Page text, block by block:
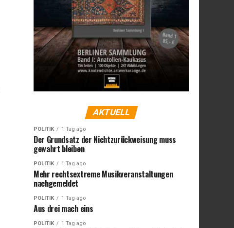
AKTUELL
POLITIK 1 Tag ago
Der Grundsatz der Nichtzurückweisung muss
gewahrt bleiben
POLITIK 1 Tag ago
Mehr rechtsextreme Musikveranstaltungen
nachgemeldet
POLITIK 1 Tag ago
Aus drei mach eins
POLITIK 1 Tag ago